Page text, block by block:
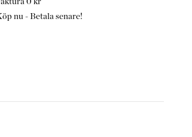
nu - Betala senare!